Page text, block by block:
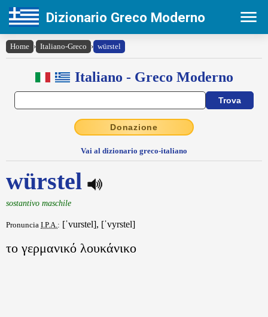
Dizionario Greco Moderno
Home › Italiano-Greco › würstel
Italiano - Greco Moderno
Donazione
Vai al dizionario greco-italiano
würstel
sostantivo maschile
Pronuncia I.P.A.: [ˈvurstel], [ˈvyrstel]
το γερμανικό λουκάνικο